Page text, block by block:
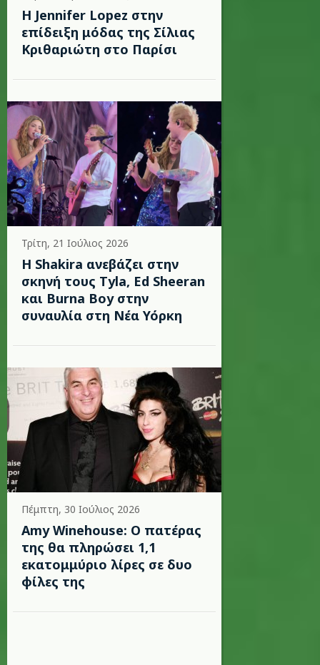
Η Jennifer Lopez στην
επίδειξη μόδας της Σίλιας
Κριθαριώτη στο Παρίσι
Τρίτη, 21 Ιούλιος 2026
Η Shakira ανεβάζει στην
σκηνή τους Tyla, Ed Sheeran
και Burna Boy στην
συναυλία στη Νέα Υόρκη
Πέμπτη, 30 Ιούλιος 2026
Amy Winehouse: Ο πατέρας
της θα πληρώσει 1,1
εκατομμύριο λίρες σε δυο
φίλες της